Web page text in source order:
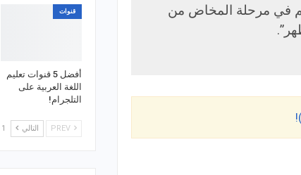
في مرحلة المخاض من
قنوات
أفضل 5 قنوات تعليم
اللغة العربية على
التلجرام!
التالي 1 of 75